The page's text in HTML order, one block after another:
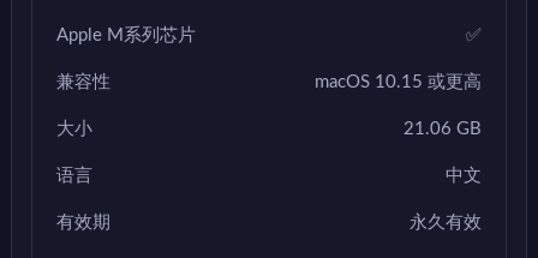
Apple M系列芯片 ✅
兼容性 macOS 10.15 或更高
大小 21.06 GB
语言 中文
有效期 永久有效